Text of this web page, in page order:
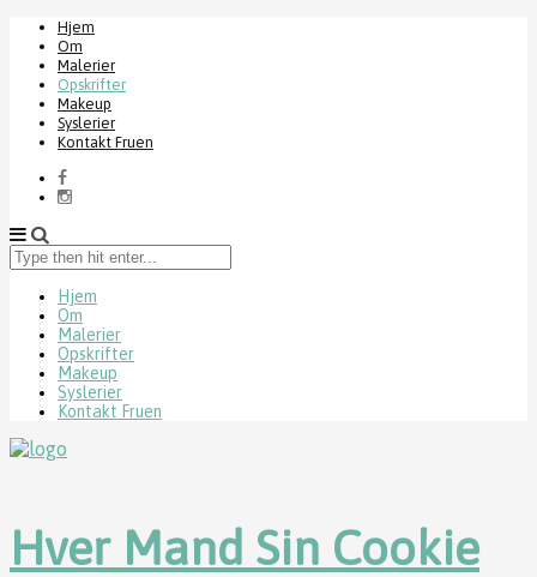
Hjem
Om
Malerier
Opskrifter
Makeup
Syslerier
Kontakt Fruen
Type
then
enter...
Hjem
Om
Malerier
Opskrifter
Makeup
Syslerier
Kontakt Fruen
Hver Mand Sin Cookie